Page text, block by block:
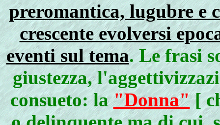
preromantica, lugubre e
crescente evolversi
eventi sul tema. Le frasi
giustezza,
consueto: la"Donna" [